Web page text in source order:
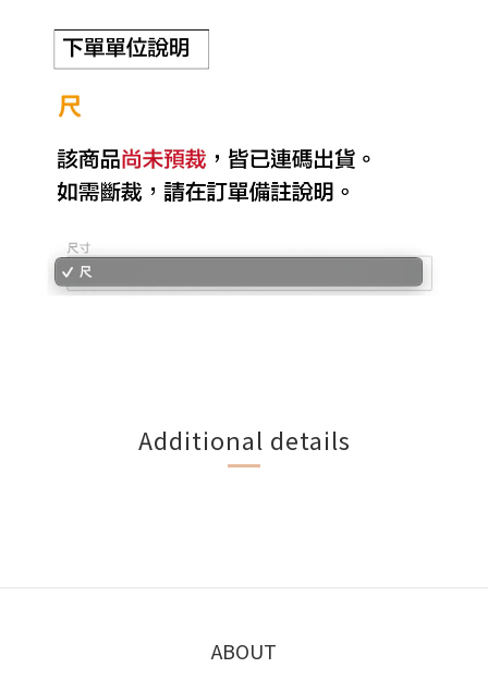
Additional details
ABOUT